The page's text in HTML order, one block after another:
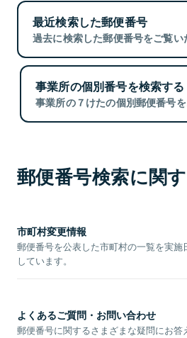
最近検索した郵便番号
過去に検索した郵便番号をご覧い
事業所の個別番号を検索する
事業所の７けたの個別郵便番号を
郵便番号検索に関
市町村変更情報
郵便番号を公表した市町村の一覧を実施
しています。
よくあるご質問・お問い合わせ
郵便番号に関するさまざまな疑問にお答